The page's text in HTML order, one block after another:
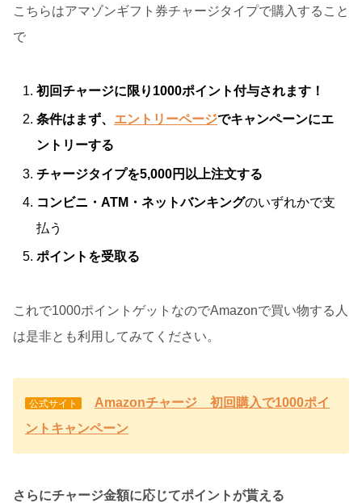
こちらはアマゾンギフト券チャージタイプで購入すること
で
初回チャージに限り1000ポイント付与されます！
条件はまず、 エントリーページでキャンペーンにエ
ントリーする
チャージタイプを5,000円以上注文する
コンビニ・ATM・ネットバンキングのいずれかで支
払う
ポイントを受取る
これで1000ポイントゲットなのでAmazonで買い物する人
は是非とも利用してみてください。
公式サイト
Amazonチャージ 初回購入で1000ポイ
ントキャンペーン
さらにチャージ金額に応じてポイントが貰える